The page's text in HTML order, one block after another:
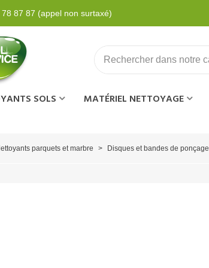
87 87 (appel non surtaxé)
SOLS MATÉRIEL NETTOYAGE
parquets et marbre > Disques et bandes de ponçage